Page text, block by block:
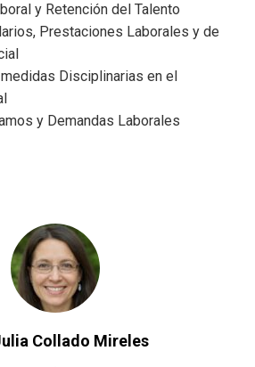
y Retención del Talento
Prestaciones Laborales y de
Disciplinarias en el
y Demandas Laborales
Collado Mireles